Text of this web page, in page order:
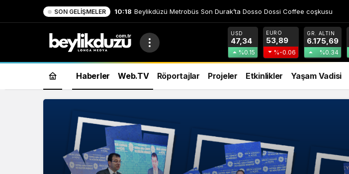
SON GELIŞMELER 10:18 Beylikdüzü Metrobüs Son Durak’ta Dosso Dossi Coffee coşkusu
USD
47,34
%0.15
EURO
53,89
%-0.06
GR. ALTIN
6.175,69
%0.34
Haberler Web.TV Röportajlar Projeler Etkinlikler Yaşam Vadisi